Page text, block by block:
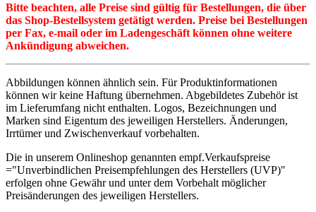
Bitte beachten, alle Preise sind gültig für Bestellungen, die über
das Shop-Bestellsystem getätigt werden. Preise bei Bestellungen
per Fax, e-mail oder im Ladengeschäft können ohne weitere
Ankündigung abweichen.
Abbildungen können ähnlich sein. Für Produktinformationen
können wir keine Haftung übernehmen. Abgebildetes Zubehör ist
im Lieferumfang nicht enthalten. Logos, Bezeichnungen und
Marken sind Eigentum des jeweiligen Herstellers. Änderungen,
Irrtümer und Zwischenverkauf vorbehalten.
Die in unserem Onlineshop genannten empf.Verkaufspreise
="Unverbindlichen Preisempfehlungen des Herstellers (UVP)"
erfolgen ohne Gewähr und unter dem Vorbehalt möglicher
Preisänderungen des jeweiligen Herstellers.